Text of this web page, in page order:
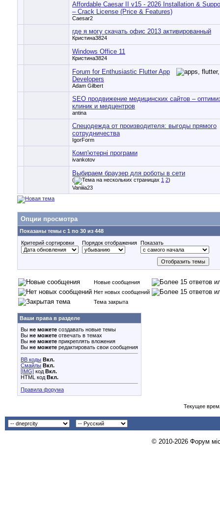
Affordable Caesar II v15 - 2026 Installation &
– Crack License (Price & Features)
Caesar2
где я могу скачать офис 2013 активированный
Кристина3824
Windows Office 11
Кристина3824
Forum for Enthusiastic Flutter App
Developers
Adam Gilbert
SEO продвижение медицинских сайтов –
клиник и медцентров
antina
Спецодежда от производителя: выгоды прямого
сотрудничества
IgorForm
Комп'ютерні програми
ivankotov
Выбираем браузер для роботы в сети
( 1 2)
Vaniiia23
Опции просмотра
Показаны темы с 1 по 30 из 448
Критерий сортировки
Порядок отображения Показать
Новые сообщения
Нет новых сообщений
Тема закрыта
Ваши права в разделе
Вы не можете создавать новые темы
Вы не можете отвечать в темах
Вы не можете прикреплять вложения
Вы не можете редактировать свои сообщения
BB коды Вкл.
Смайлы Вкл.
[IMG] код Вкл.
HTML код Вкл.
Правила форума
Текущее
© 2010-2026 Форум